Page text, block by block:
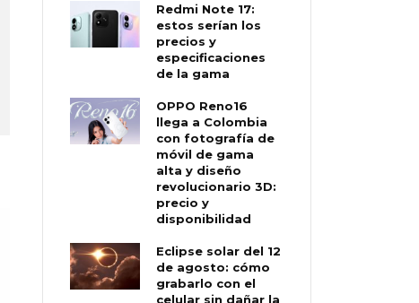
Redmi Note 17:
estos serían los
precios y
especificaciones
de la gama
OPPO Reno16
llega a Colombia
con fotografía de
móvil de gama
alta y diseño
revolucionario 3D:
precio y
disponibilidad
Eclipse solar del 12
de agosto: cómo
grabarlo con el
celular sin dañar la